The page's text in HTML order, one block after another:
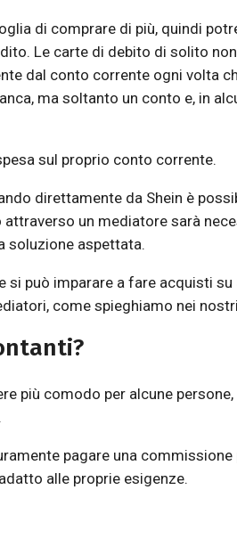
di comprare di più, quindi
Le carte di debito di solito
dal conto corrente ogni volta
ma soltanto un conto e, in
sul proprio conto corrente.
direttamente da Shein è
un mediatore sarà
soluzione aspettata.
si può imparare a fare acquisti su
come spieghiamo nei
più comodo per alcune
pagare una commissione
alle proprie esigenze.